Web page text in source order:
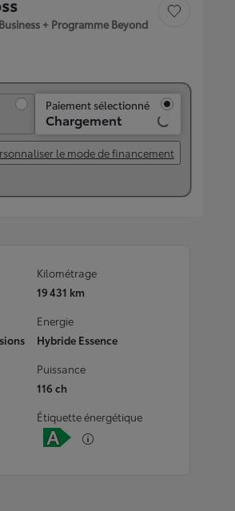
+ Programme Beyond
Sauvegarder le
Paiement sélectionné
Chargement
le mode de financement
Kilométrage
19 431 km
Energie
Hybride Essence
Puissance
116 ch
Étiquette énergétique